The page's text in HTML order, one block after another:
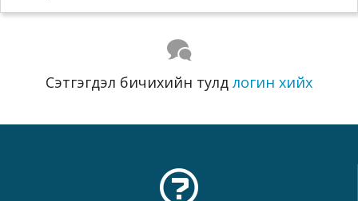
Сэтгэгдэл бичихийн тулд логин хийх